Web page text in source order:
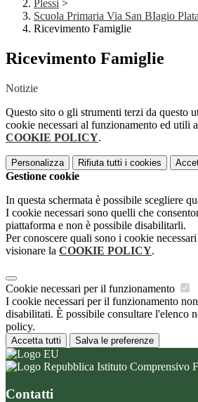
Plessi >
Scuola Primaria Via San BIagio
Ricevimento Famiglie
Ricevimento Famiglie
Notizie
Questo sito o gli strumenti terzi da questo
cookie necessari al funzionamento ed utili
COOKIE POLICY.
Personalizza Rifiuta tutti i cookies
Gestione cookie
In questa schermata è possibile scegliere
I cookie necessari sono quelli che
piattaforma e non è possibile disabilitarli.
Per conoscere quali sono i cookie
visionare la COOKIE POLICY.
Cookie necessari per il funzionamento
I cookie necessari per il funzionamento
disabilitati. È possibile consultare l'elenco
policy.
Accetta tutti Salva le preferenze
Istituto Comprensivo
Contatti